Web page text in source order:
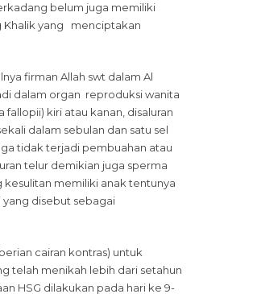
belum juga memiliki
Khalik yang menciptakan
firman Allah swt dalam Al
dalam organ reproduksi wanita
kiri atau kanan, disaluran
dalam sebulan dan satu sel
tidak terjadi pembuahan atau
telur demikian juga sperma
memiliki anak tentunya
yang disebut sebagai
cairan kontras) untuk
telah menikah lebih dari setahun
HSG dilakukan pada hari ke 9-